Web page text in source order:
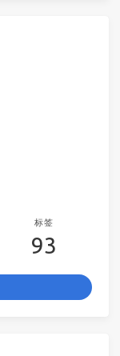
标签
93